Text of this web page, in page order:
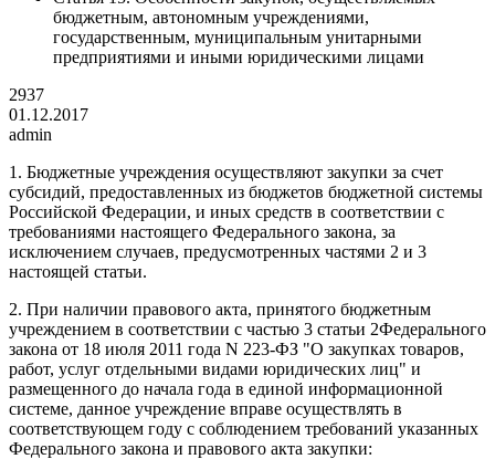
бюджетным, автономным учреждениями,
государственным, муниципальным унитарными
предприятиями и иными юридическими лицами
2937
01.12.2017
admin
1. Бюджетные учреждения осуществляют закупки за счет
субсидий, предоставленных из бюджетов бюджетной системы
Российской Федерации, и иных средств в соответствии с
требованиями настоящего Федерального закона, за
исключением случаев, предусмотренных частями 2 и 3
настоящей статьи.
2. При наличии правового акта, принятого бюджетным
учреждением в соответствии с частью 3 статьи 2Федерального
закона от 18 июля 2011 года N 223-ФЗ "О закупках товаров,
работ, услуг отдельными видами юридических лиц" и
размещенного до начала года в единой информационной
системе, данное учреждение вправе осуществлять в
соответствующем году с соблюдением требований указанных
Федерального закона и правового акта закупки: